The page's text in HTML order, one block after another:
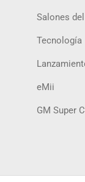
Salones
Tecnología
eMii
GM Super